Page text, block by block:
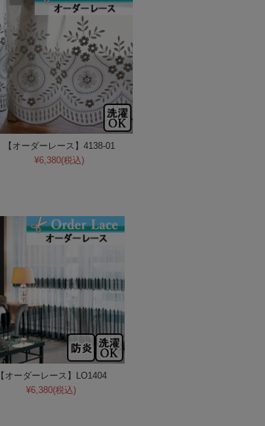
【オーダーレース】4138-01
¥6,380(税込)
【オーダーレース】LO1404
¥6,380(税込)